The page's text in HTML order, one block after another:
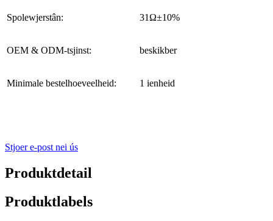
Spolewjerstân: 31Ω±10%
OEM & ODM-tsjinst: beskikber
Minimale bestelhoeveelheid: 1 ienheid
Stjoer e-post nei ús
Produktdetail
Produktlabels